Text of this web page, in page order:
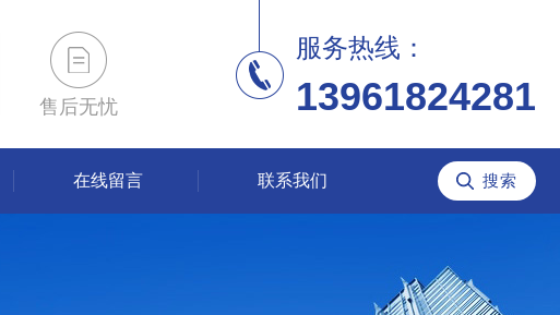
售后无忧
服务热线：
13961824281
在线留言 联系我们